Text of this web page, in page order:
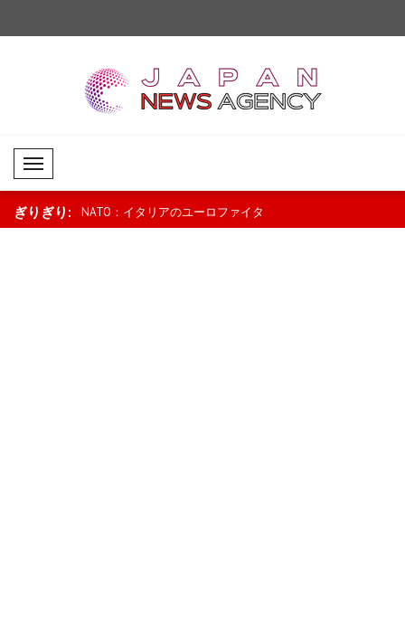
Mobil Menü
ぎりぎり:
、アラブ諸 NATO：イタリアのユーロファイタ